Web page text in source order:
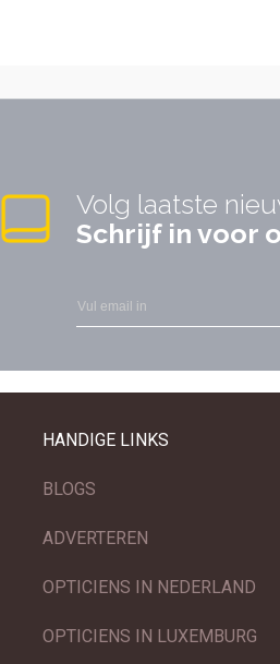
Volg laatste
Schrijf in voor
HANDIGE LINKS
BLOGS
ADVERTEREN
OPTICIENS IN NEDERLAND
OPTICIENS IN LUXEMBURG